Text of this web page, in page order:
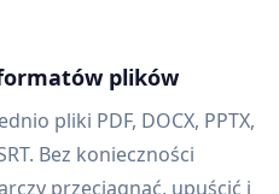
plików
pliki PDF, DOCX, PPTX,
Bez konieczności
przeciągnąć, upuścić i